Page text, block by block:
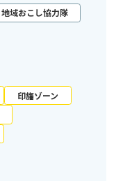
地域おこし協力隊
印旛ゾーン